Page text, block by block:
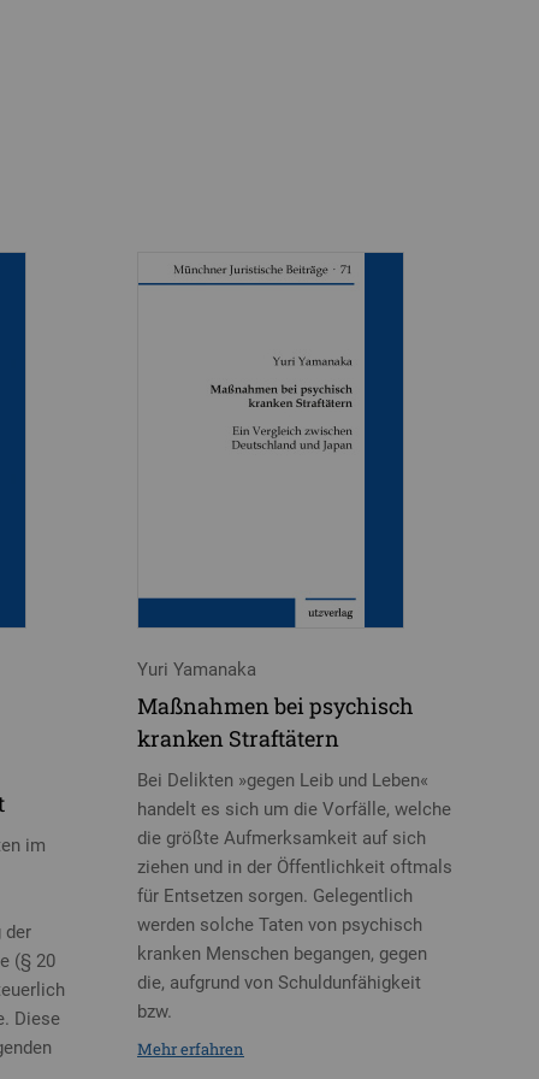
im
der
(§ 20
Diese
Yuri Yamanaka
Maßnahmen bei psychisch
kranken Straftätern
Bei Delikten »gegen Leib und Leben«
handelt es sich um die Vorfälle, welche
die größte Aufmerksamkeit auf sich
ziehen und in der Öffentlichkeit oftmals
für Entsetzen sorgen. Gelegentlich
werden solche Taten von psychisch
kranken Menschen begangen, gegen
die, aufgrund von Schuldunfähigkeit
bzw.
Mehr erfahren